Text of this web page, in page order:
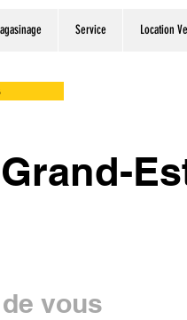
Service Location
vous